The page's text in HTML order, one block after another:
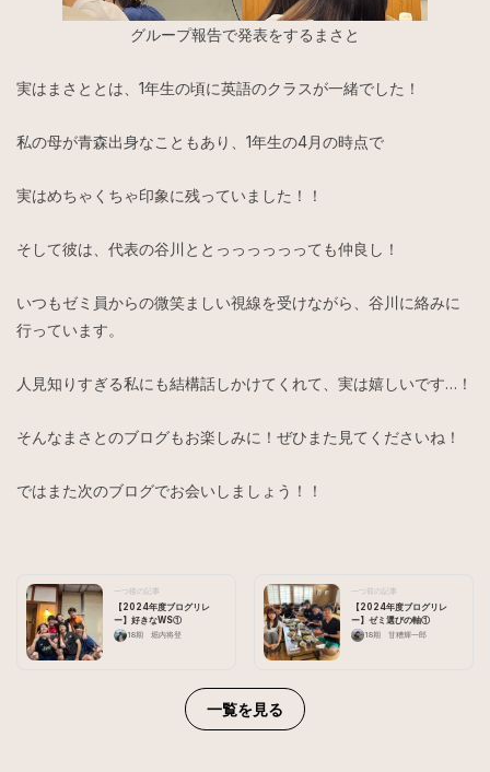
グループ報告で発表をするまさと
実はまさととは、1年生の頃に英語のクラスが一緒でした！
私の母が青森出身なこともあり、1年生の4月の時点で
実はめちゃくちゃ印象に残っていました！！
そして彼は、代表の谷川ととっっっっっっても仲良し！
いつもゼミ員からの微笑ましい視線を受けながら、谷川に絡みに
行っています。
人見知りすぎる私にも結構話しかけてくれて、実は嬉しいです…！
そんなまさとのブログもお楽しみに！ぜひまた見てくださいね！
ではまた次のブログでお会いしましょう！！
一つ後の記事
【2024年度ブログリレ
ー】好きなWS①
18期 堀内将登
一つ前の記事
【2024年度ブログリレ
ー】ゼミ選びの軸①
18期 甘糟輝一郎
一覧を見る